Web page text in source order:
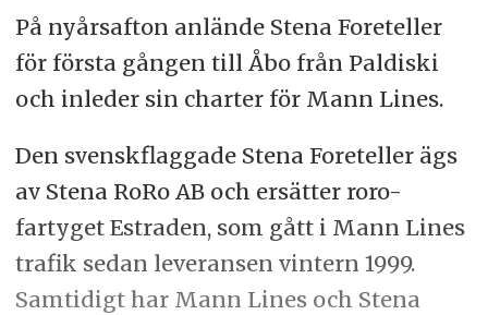
På nyårsafton anlände Stena Foreteller
för första gången till Åbo från Paldiski
och inleder sin charter för Mann Lines.
Den svenskflaggade Stena Foreteller ägs
av Stena RoRo AB och ersätter roro-
fartyget Estraden, som gått i Mann Lines
trafik sedan leveransen vintern 1999.
Samtidigt har Mann Lines och Stena